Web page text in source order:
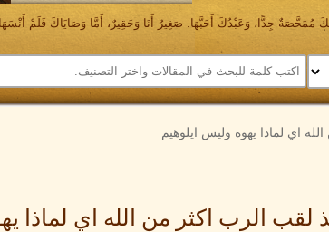
جِدًّا، وَعَبْدُكَ أَحَبَّهَا. صَغِيرٌ أَنَا وَحَقِيرٌ، أَمَّا وَصَايَاكَ فَلَمْ أَنْسَهَا. مزمور 119:
اي لماذا يهوه وليس ايلوهيم
لقب الرب اكثر من الله اي لماذا